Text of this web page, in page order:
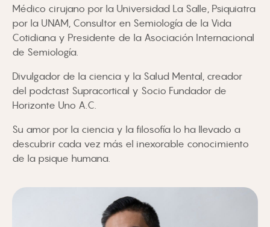
Médico cirujano por la Universidad La Salle, Psiquiatra
por la UNAM, Consultor en Semiología de la Vida
Cotidiana y Presidente de la Asociación Internacional
de Semiología.
Divulgador de la ciencia y la Salud Mental, creador
del podctast Supracortical y Socio Fundador de
Horizonte Uno A.C.
Su amor por la ciencia y la filosofía lo ha llevado a
descubrir cada vez más el inexorable conocimiento
de la psique humana.